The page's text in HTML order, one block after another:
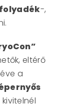
folyadék-,
eltérő
a